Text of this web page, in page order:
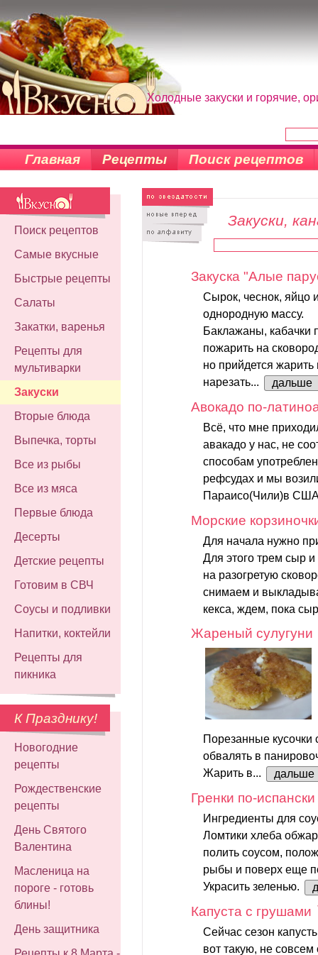
Холодные закуски и горячие,
Главная Рецепты Поиск рецептов
Поиск рецептов
Самые вкусные
Быстрые рецепты
Салаты
Закатки, варенья
Рецепты для
мультиварки
Закуски
Вторые блюда
Выпечка, торты
Все из рыбы
Все из мяса
Первые блюда
Десерты
Детские рецепты
Готовим в СВЧ
Соусы и подливки
Напитки, коктейли
Рецепты для
пикника
К Празднику!
Новогодние
рецепты
Рождественские
рецепты
День Святого
Валентина
Масленица на
пороге - готовь
блины!
День защитника
Закуски,
Закуска "Алые
Сырок, чеснок, яйцо
однородную массу.
Баклажаны, кабачки
пожарить на
но прийдется
нарезать...
дальше
Авокадо по-
Всё, что мне
авакадо у нас, не
способам
рефсудах и мы
Параисо(Чили)в
Морские
Для начала нужно
Для этого трем сыр
на разогретую
снимаем и
кекса, ждем, пока
Жареный сулугуни
Порезанные кусочки
обвалять в
Жарить в...
дальше
Гренки по-испански
Ингредиенты для
Ломтики хлеба
полить соусом,
рыбы и поверх еще
Украсить зеленью.
Капуста с грушами
Сейчас сезон
вот такую, не совсем